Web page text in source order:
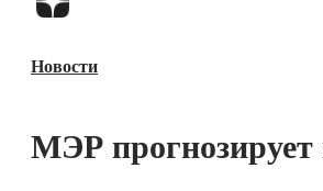
Блокчейн
Новости
МЭР